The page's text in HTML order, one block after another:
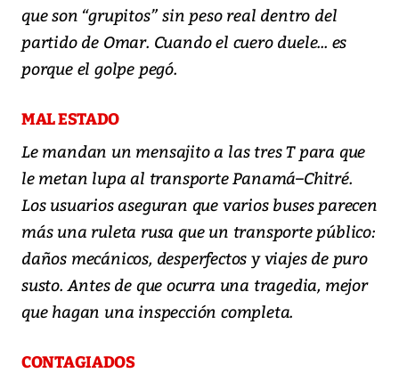
que son “grupitos” sin peso real dentro del
partido de Omar. Cuando el cuero duele... es
porque el golpe pegó.
MAL ESTADO
Le mandan un mensajito a las tres T para que
le metan lupa al transporte Panamá–Chitré.
Los usuarios aseguran que varios buses parecen
más una ruleta rusa que un transporte público:
daños mecánicos, desperfectos y viajes de puro
susto. Antes de que ocurra una tragedia, mejor
que hagan una inspección completa.
CONTAGIADOS